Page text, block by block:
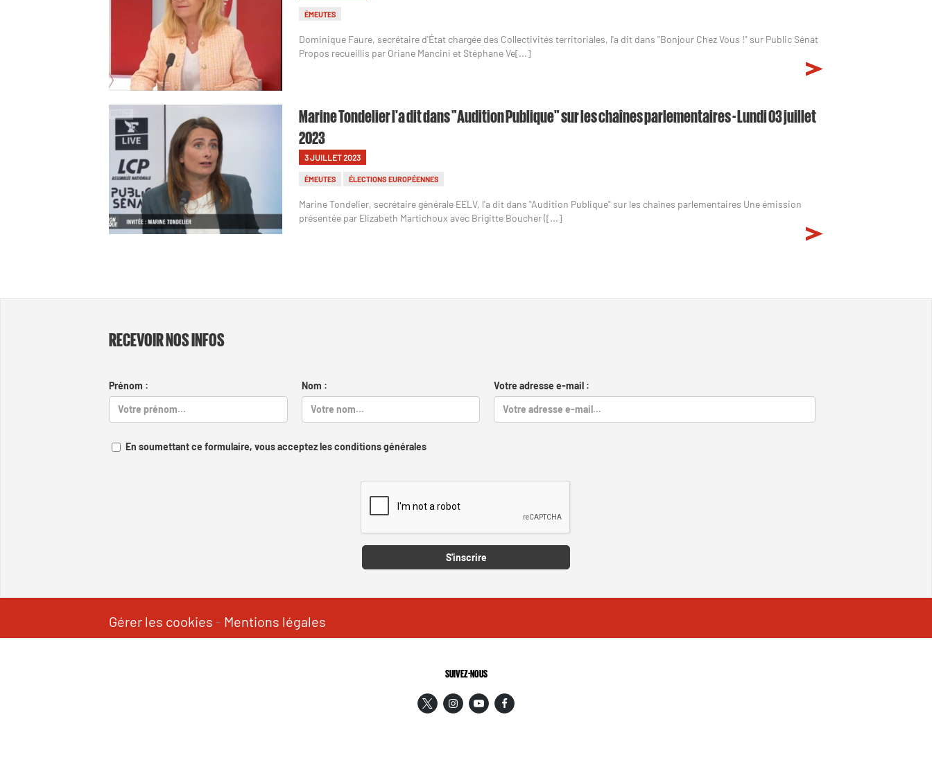
ÉMEUTES
Dominique Faure, secrétaire d'État chargée des Collectivités territoriales, l'a dit dans "Bonjour Chez Vous !" sur Public Sénat
Propos recueillis par Oriane Mancini et Stéphane Ve[...]
Marine Tondelier l'a dit dans "Audition Publique" sur les chaînes parlementaires - Lundi 03 juillet
2023
3 JUILLET 2023
ÉMEUTES ÉLECTIONS EUROPÉENNES
Marine Tondelier, secrétaire générale EELV, l'a dit dans "Audition Publique" sur les chaînes parlementaires Une émission
présentée par Elizabeth Martichoux avec Brigitte Boucher ([...]
RECEVOIR NOS INFOS
Prénom : Nom : Votre adresse e-mail :
En soumettant ce formulaire, vous acceptez les conditions générales
S'inscrire
Gérer les cookies - Mentions légales
SUIVEZ-NOUS